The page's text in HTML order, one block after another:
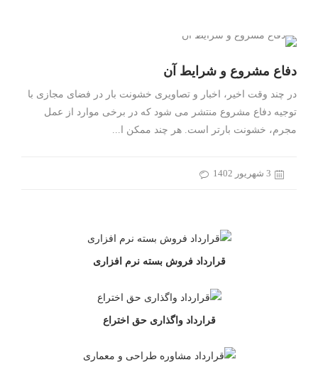
دفاع مشروع و شرایط آن
در چند وقت اخیر، اخبار و تصاویری خشونت بار در فضای مجازی با
توجیه دفاع مشروع منتشر می شود که در برخی موارد از عمل
مجرم، خشونت بارتر است. هر چند ممکن ا...
قرارداد فروش بسته نرم افزاری
قرارداد واگذاری حق اختراع